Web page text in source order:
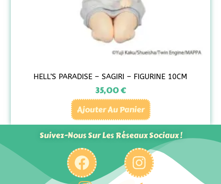
HELL’S PARADISE – SAGIRI – FIGURINE 10CM
35,00€
Ajouter Au Panier
Suivez-Nous Sur Les Réseaux Sociaux !